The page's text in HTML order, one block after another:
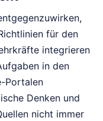
für den
integrieren
in den
Portalen
Denken und
nicht immer